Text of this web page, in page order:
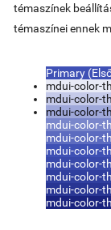
témaszínek
témaszínei ennek
Primary
mdui-color-
mdui-color-
mdui-color-
mdui-color-
mdui-color-
mdui-color-
mdui-color-
mdui-color-
mdui-color-
mdui-color-